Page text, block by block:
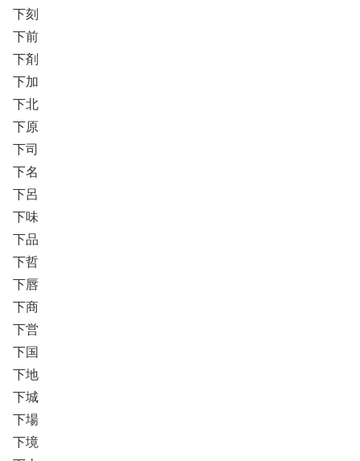
下刻
下前
下剤
下加
下北
下原
下司
下名
下呂
下味
下品
下哲
下唇
下商
下営
下国
下地
下城
下場
下境